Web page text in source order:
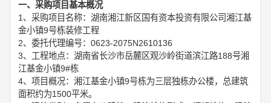
一、采购项目基本概况
1、采购项目名称：湖南湘江新区国有资本投资有限公司湘江基
金小镇9号栋装修工程
2、委托代理编号：0623-2075N2610136
3、工程地点：湖南省长沙市岳麓区观沙岭街道滨江路188号湘
江基金小镇9#栋
4、项目概况：湘江基金小镇9号栋为三层独栋办公楼，总建筑
面积约为1500平米。